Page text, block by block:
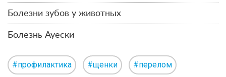
Болезни зубов у животных
Болезнь Ауески
#профилактика #щенки #перелом